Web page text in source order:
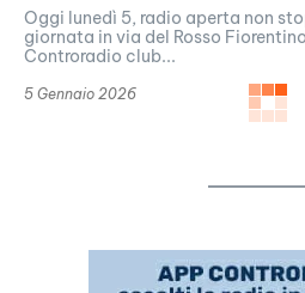
Oggi lunedì 5, radio aperta non
giornata in via del Rosso
Controradio club...
5 Gennaio 2026